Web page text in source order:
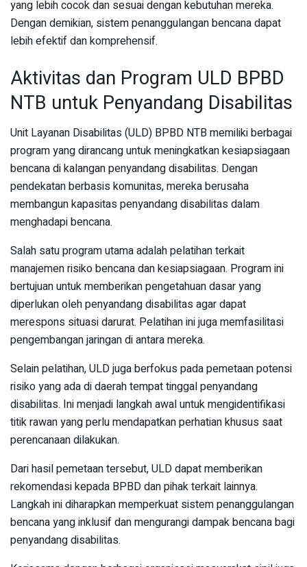
yang lebih cocok dan sesuai dengan kebutuhan mereka.
Dengan demikian, sistem penanggulangan bencana dapat
lebih efektif dan komprehensif.
Aktivitas dan Program ULD BPBD
NTB untuk Penyandang Disabilitas
Unit Layanan Disabilitas (ULD) BPBD NTB memiliki berbagai
program yang dirancang untuk meningkatkan kesiapsiagaan
bencana di kalangan penyandang disabilitas. Dengan
pendekatan berbasis komunitas, mereka berusaha
membangun kapasitas penyandang disabilitas dalam
menghadapi bencana.
Salah satu program utama adalah pelatihan terkait
manajemen risiko bencana dan kesiapsiagaan. Program ini
bertujuan untuk memberikan pengetahuan dasar yang
diperlukan oleh penyandang disabilitas agar dapat
merespons situasi darurat. Pelatihan ini juga memfasilitasi
pengembangan jaringan di antara mereka.
Selain pelatihan, ULD juga berfokus pada pemetaan potensi
risiko yang ada di daerah tempat tinggal penyandang
disabilitas. Ini menjadi langkah awal untuk mengidentifikasi
titik rawan yang perlu mendapatkan perhatian khusus saat
perencanaan dilakukan.
Dari hasil pemetaan tersebut, ULD dapat memberikan
rekomendasi kepada BPBD dan pihak terkait lainnya.
Langkah ini diharapkan memperkuat sistem penanggulangan
bencana yang inklusif dan mengurangi dampak bencana bagi
penyandang disabilitas.